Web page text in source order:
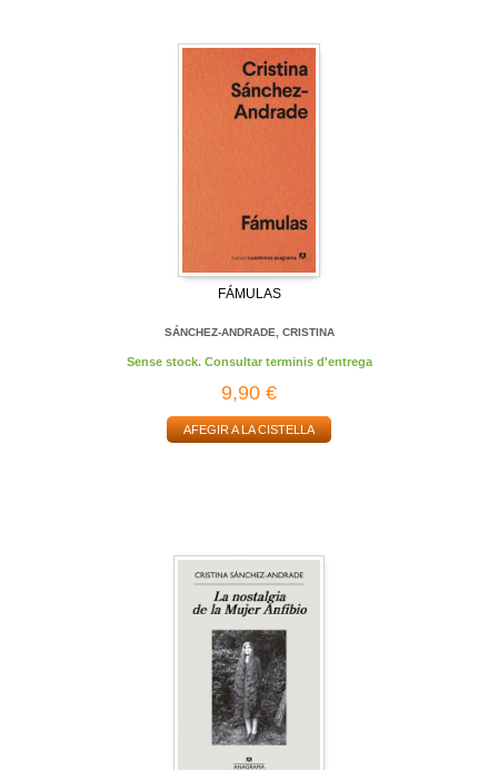
FÁMULAS
SÁNCHEZ-ANDRADE, CRISTINA
Sense stock. Consultar terminis d'entrega
9,90 €
AFEGIR A LA CISTELLA